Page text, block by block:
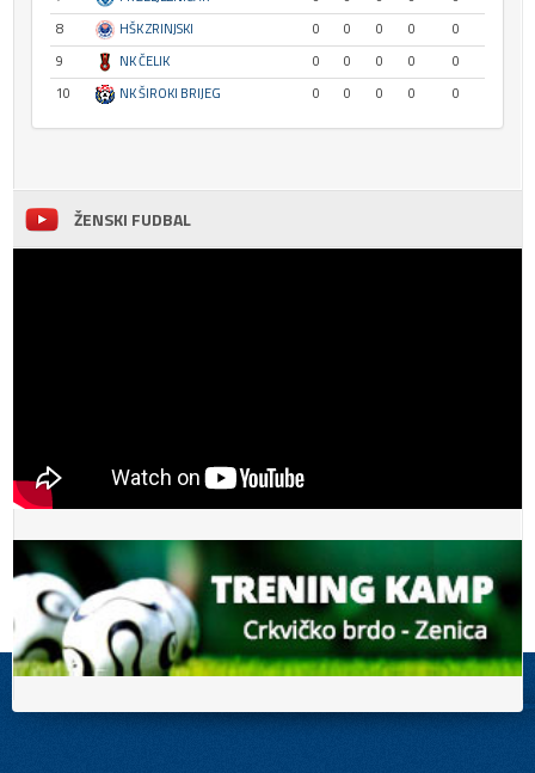
8
HŠK ZRINJSKI 0 0 0 0
0
9
NK ČELIK 0 0 0 0
0
10
NK ŠIROKI BRIJEG 0 0 0 0 0
ŽENSKI FUDBAL